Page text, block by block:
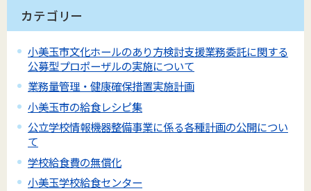
カテゴリー
小美玉市文化ホールのあり方検討支援業務委託に関する
公募型プロポーザルの実施について
業務量管理・健康確保措置実施計画
小美玉市の給食レシピ集
公立学校情報機器整備事業に係る各種計画の公開につい
て
学校給食費の無償化
小美玉学校給食センター